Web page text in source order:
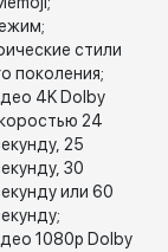
стили
поколения;
4K Dolby
24
25
30
или 60
1080p Dolby